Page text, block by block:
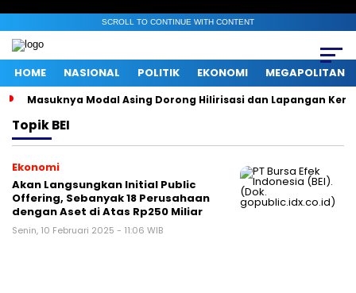
SCROLL TO CONTINUE WITH CONTENT
HOME NASIONAL POLITIK EKONOMI MEGAPOLITAN
Masuknya Modal Asing Dorong Hilirisasi dan Lapangan
TopikBEI
Ekonomi
Akan Langsungkan Initial Public
Offering, Sebanyak 18 Perusahaan
dengan Aset di Atas Rp250 Miliar
Senin, 10 Februari 2025 - 11:06 WIB